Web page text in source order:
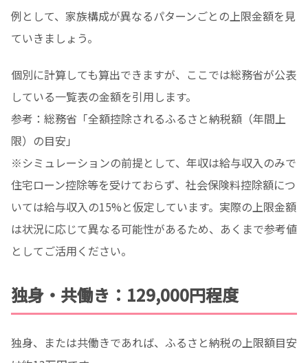
例として、家族構成が異なるパターンごとの上限金額を見
ていきましょう。
個別に計算しても算出できますが、ここでは総務省が公表
している一覧表の金額を引用します。
参考：総務省「全額控除されるふるさと納税額（年間上
限）の目安」
※シミュレーションの前提として、年収は給与収入のみで
住宅ローン控除等を受けておらず、社会保険料控除額につ
いては給与収入の15%と仮定しています。実際の上限金額
は状況に応じて異なる可能性があるため、あくまで参考値
としてご活用ください。
独身・共働き：129,000円程度
独身、または共働きであれば、ふるさと納税の上限額目安